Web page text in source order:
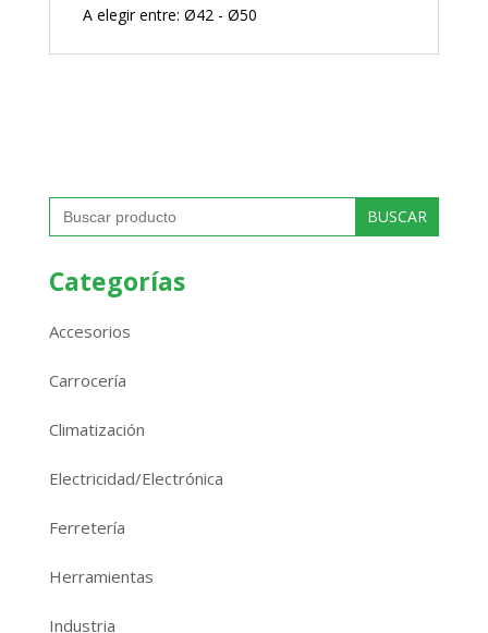
A elegir entre: Ø42 - Ø50
Buscar:
Categorías
Accesorios
Carrocería
Climatización
Electricidad/Electrónica
Ferretería
Herramientas
Industria